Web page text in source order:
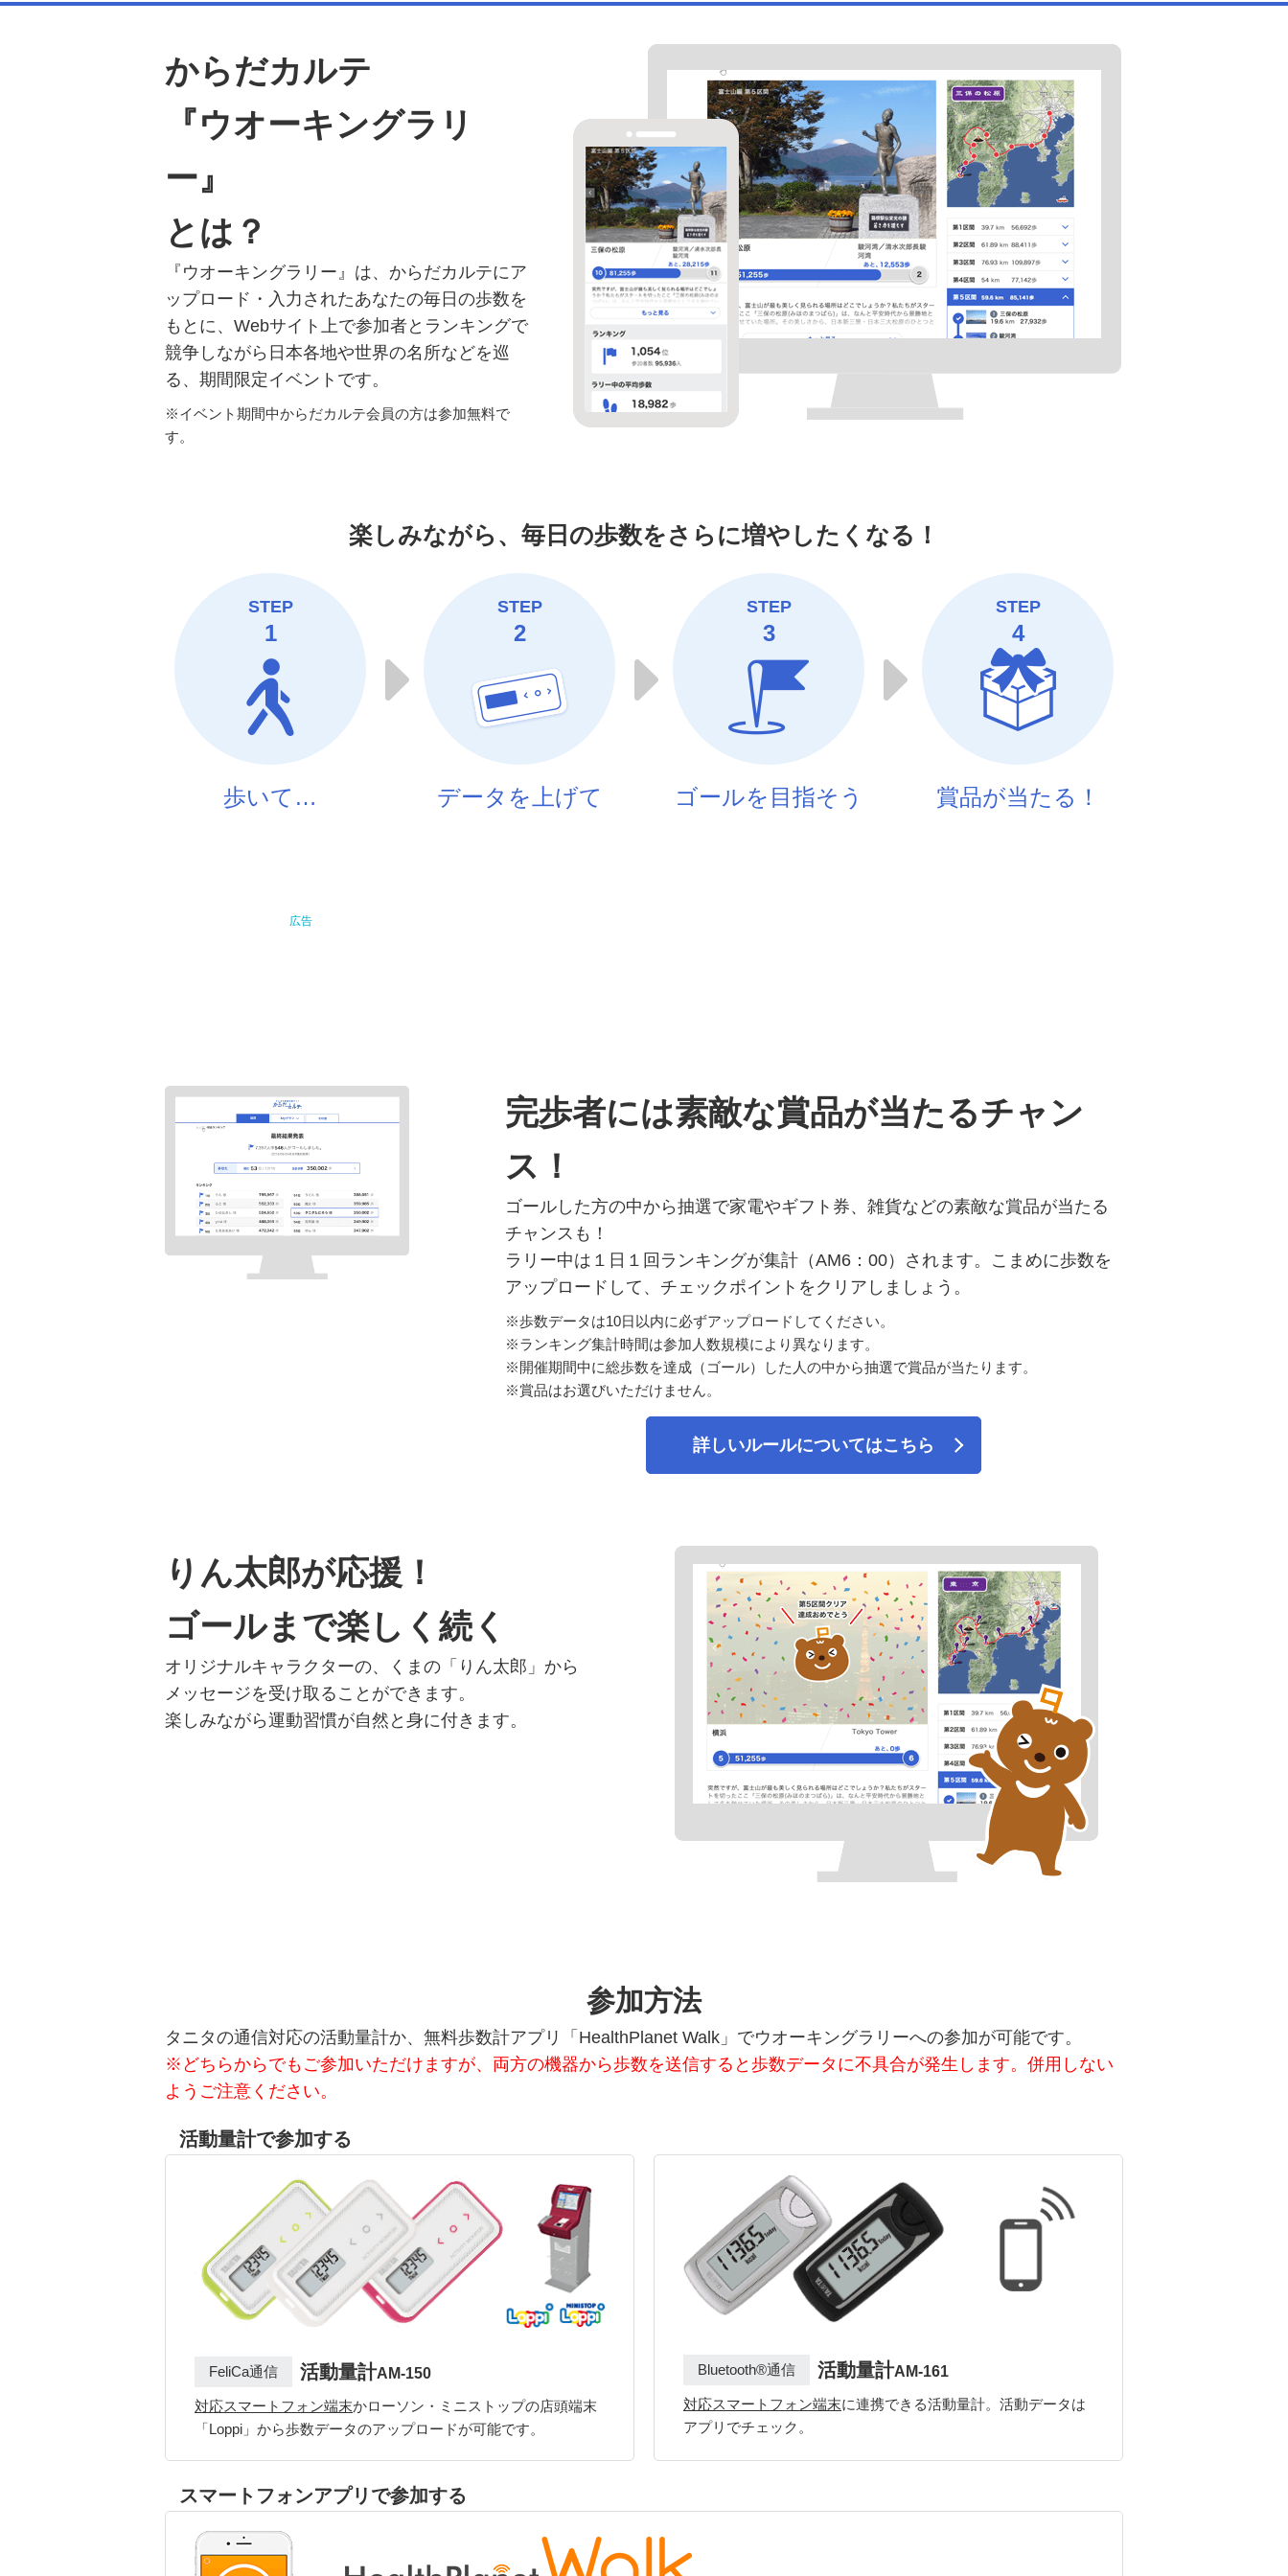
からだカルテ
『ウオーキングラリ
ー』
とは？
『ウオーキングラリー』は、からだカルテにア
ップロード・入力されたあなたの毎日の歩数を
もとに、Webサイト上で参加者とランキングで
競争しながら日本各地や世界の名所などを巡
る、期間限定イベントです。
※イベント期間中からだカルテ会員の方は参加無料で
す。
楽しみながら、 毎日の歩数をさらに増やしたくなる！
STEP
1
歩いて…
STEP
2
データを上げて
STEP
3
ゴールを目指そう
STEP
4
賞品が当たる！
完歩者には素敵な賞品が当たるチャン
ス！
ゴールした方の中から抽選で家電やギフト券、雑貨などの素敵な賞品が当たる
チャンスも！
ラリー中は１日１回ランキングが集計（AM6：00）されます。こまめに歩数を
アップロードして、チェックポイントをクリアしましょう。
※歩数データは10日以内に必ずアップロードしてください。
※ランキング集計時間は参加人数規模により異なります。
※開催期間中に総歩数を達成（ゴール）した人の中から抽選で賞品が当たります。
※賞品はお選びいただけません。
詳しいルールについてはこちら
りん太郎が応援！
ゴールまで楽しく続く
オリジナルキャラクターの、くまの「りん太郎」から
メッセージを受け取ることができます。
楽しみながら運動習慣が自然と身に付きます。
参加方法
タニタの通信対応の活動量計か、無料歩数計アプリ「HealthPlanet Walk」でウオーキングラリーへの参加が可能です。
※どちらからでもご参加いただけますが、両方の機器から歩数を送信すると歩数データに不具合が発生します。併用しない
ようご注意ください。
活動量計で参加する
FeliCa通信 活動量計AM-150
対応スマートフォン端末かローソン・ミニストップの店頭端末
「Loppi」から歩数データのアップロードが可能です。
Bluetooth®通信 活動量計AM-161
対応スマートフォン端末に連携できる活動量計。活動データは
アプリでチェック。
スマートフォンアプリで参加する